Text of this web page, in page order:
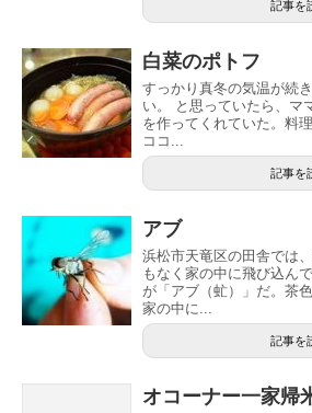
記事を
白菜のポトフ
すっかり真冬の気温が続
い。 と思っていたら、マ
を作ってくれていた。料
ココ...
記事を
アブ
浜松市天竜区の田舎では
もなく家の中に飛び込ん
が「アブ（虻）」だ。茶
家の中に...
記事を
オコーナー一家帰